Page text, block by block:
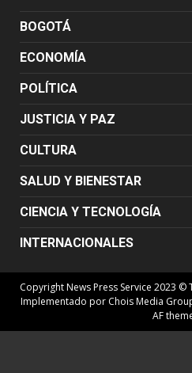
BOGOTÁ
ECONOMÍA
POLÍTICA
JUSTICIA Y PAZ
CULTURA
SALUD Y BIENESTAR
CIENCIA Y TECNOLOGÍA
INTERNACIONALES
Copyright News Press Service 2023
Implementado por Chois Media
AF